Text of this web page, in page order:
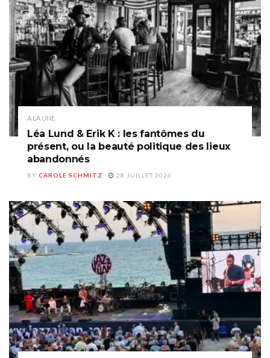
A LA UNE
Léa Lund & Erik K : les fantômes du
présent, ou la beauté politique des lieux
abandonnés
BY CAROLE SCHMITZ 28 JUILLET 2026